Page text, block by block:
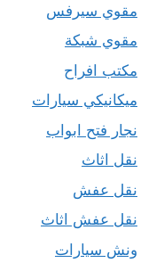
مقوي سيرفس
مقوي شبكة
مكتب افراح
ميكانيكي سيارات
نجار فتح ابواب
نقل اثاث
نقل عفش
نقل عفش اثاث
ونش سيارات